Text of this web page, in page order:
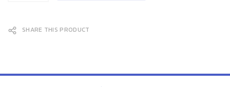
SHARE THIS PRODUCT